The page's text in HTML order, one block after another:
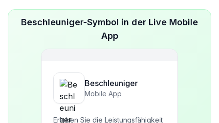
Beschleuniger-Symbol in der Live Mobile
App
Beschleuniger
Mobile App
Erleben Sie die Leistungsfähigkeit